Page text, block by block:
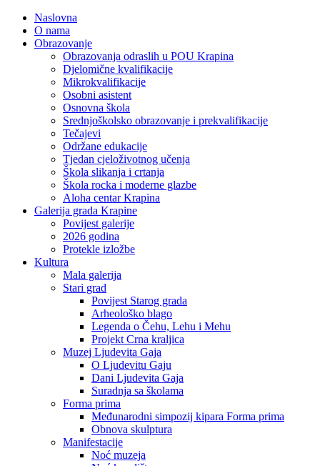
Naslovna
O nama
Obrazovanje
Obrazovanja odraslih u POU Krapina
Djelomične kvalifikacije
Mikrokvalifikacije
Osobni asistent
Osnovna škola
Srednjoškolsko obrazovanje i prekvalifikacije
Tečajevi
Održane edukacije
Tjedan cjeloživotnog učenja
Škola slikanja i crtanja
Škola rocka i moderne glazbe
Aloha centar Krapina
Galerija grada Krapine
Povijest galerije
2026 godina
Protekle izložbe
Kultura
Mala galerija
Stari grad
Povijest Starog grada
Arheološko blago
Legenda o Čehu, Lehu i Mehu
Projekt Crna kraljica
Muzej Ljudevita Gaja
O Ljudevitu Gaju
Dani Ljudevita Gaja
Suradnja sa školama
Forma prima
Međunarodni simpozij kipara Forma prima
Obnova skulptura
Manifestacije
Noć muzeja